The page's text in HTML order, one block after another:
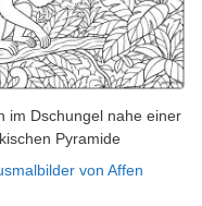
im Dschungel nahe einer
Pyramide
von Affen